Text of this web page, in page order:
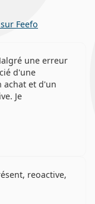
Feefo
une erreur
d'une
achat et d'un
Je
reoactive,